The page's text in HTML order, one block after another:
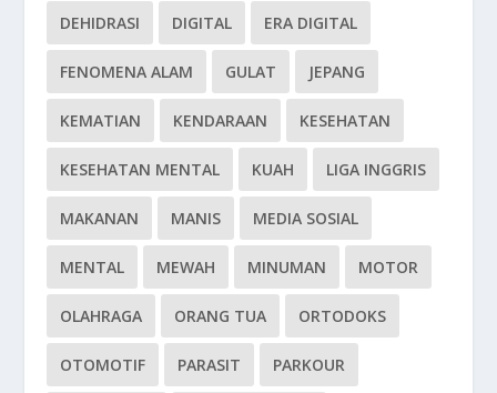
DEHIDRASI DIGITAL ERA DIGITAL
FENOMENA ALAM GULAT JEPANG
KEMATIAN KENDARAAN KESEHATAN
KESEHATAN MENTAL KUAH LIGA INGGRIS
MAKANAN MANIS MEDIA SOSIAL
MENTAL MEWAH MINUMAN MOTOR
OLAHRAGA ORANG TUA ORTODOKS
OTOMOTIF PARASIT PARKOUR